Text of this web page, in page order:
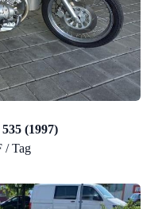
(1997)
/ Tag